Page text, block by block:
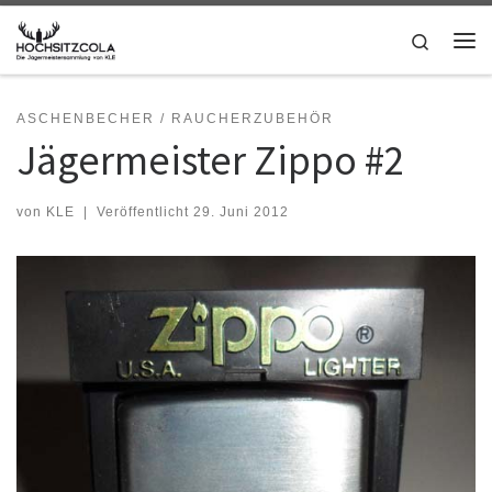
Zum Inhalt springen
Search
ASCHENBECHER / RAUCHERZUBEHÖR
Jägermeister Zippo #2
von KLE Veröffentlicht 29. Juni 2012